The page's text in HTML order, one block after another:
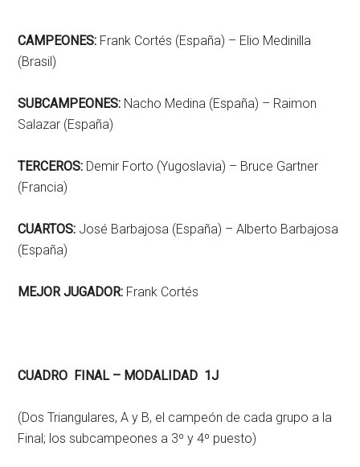
CAMPEONES: Frank Cortés (España) – Elio Medinilla
(Brasil)
SUBCAMPEONES: Nacho Medina (España) – Raimon
Salazar (España)
TERCEROS: Demir Forto (Yugoslavia) – Bruce Gartner
(Francia)
CUARTOS: José Barbajosa (España) – Alberto Barbajosa
(España)
MEJOR JUGADOR: Frank Cortés
CUADRO FINAL – MODALIDAD 1J
(Dos Triangulares, A y B, el campeón de cada grupo a la
Final; los subcampeones a 3º y 4º puesto)